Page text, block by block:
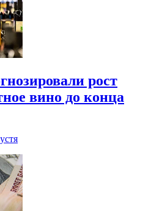
рост
вино до конца